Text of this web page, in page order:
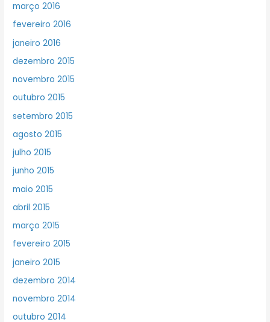
março 2016
fevereiro 2016
janeiro 2016
dezembro 2015
novembro 2015
outubro 2015
setembro 2015
agosto 2015
julho 2015
junho 2015
maio 2015
abril 2015
março 2015
fevereiro 2015
janeiro 2015
dezembro 2014
novembro 2014
outubro 2014